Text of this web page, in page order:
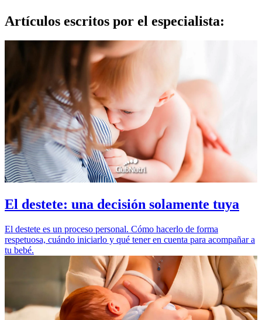
Artículos escritos por el especialista:
El destete: una decisión solamente tuya
El destete es un proceso personal. Cómo hacerlo de forma
respetuosa, cuándo iniciarlo y qué tener en cuenta para acompañar a
tu bebé.